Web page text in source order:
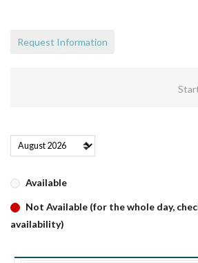
Request Information
Available
Not Available (for the whole day,
availability)